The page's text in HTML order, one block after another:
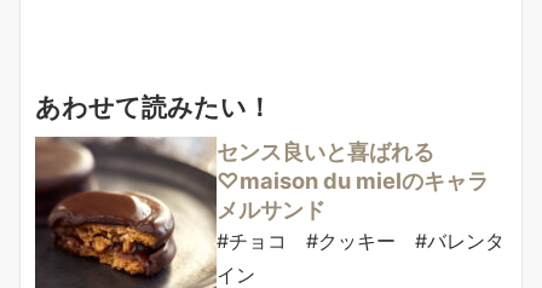
あわせて読みたい！
センス良いと喜ばれる
♡maison du mielのキャラ
メルサンド
#チョコ #クッキー #バレンタ
イン